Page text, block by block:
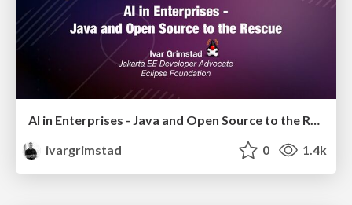
ivargrimstad
0 1.4k